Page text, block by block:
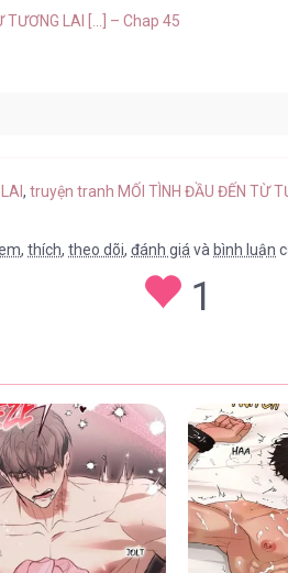
TƯƠNG LAI [...] – Chap 45
TƯƠNG LAI [...] – Chap 43
TƯƠNG LAI [...] – Chap 42
,truyện tranh MỐI TÌNH ĐẦU ĐẾN TỪ
,thích,theo dõi,đánh giá vàbình luận
1